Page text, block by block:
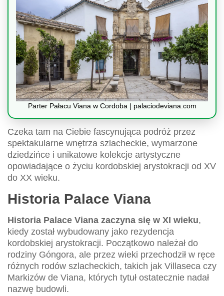
Parter Pałacu Viana w Cordoba | palaciodeviana.com
Czeka tam na Ciebie fascynująca podróż przez
spektakularne wnętrza szlacheckie, wymarzone
dziedzińce i unikatowe kolekcje artystyczne
opowiadające o życiu kordobskiej arystokracji od XV
do XX wieku.
Historia Palace Viana
Historia Palace Viana zaczyna się w XI wieku,
kiedy został wybudowany jako rezydencja
kordobskiej arystokracji. Początkowo należał do
rodziny Góngora, ale przez wieki przechodził w ręce
różnych rodów szlacheckich, takich jak Villaseca czy
Markizów de Viana, których tytuł ostatecznie nadał
nazwę budowli.